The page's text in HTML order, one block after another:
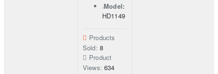
Model:
HD1149
Products
Sold: 8
Product
Views: 634